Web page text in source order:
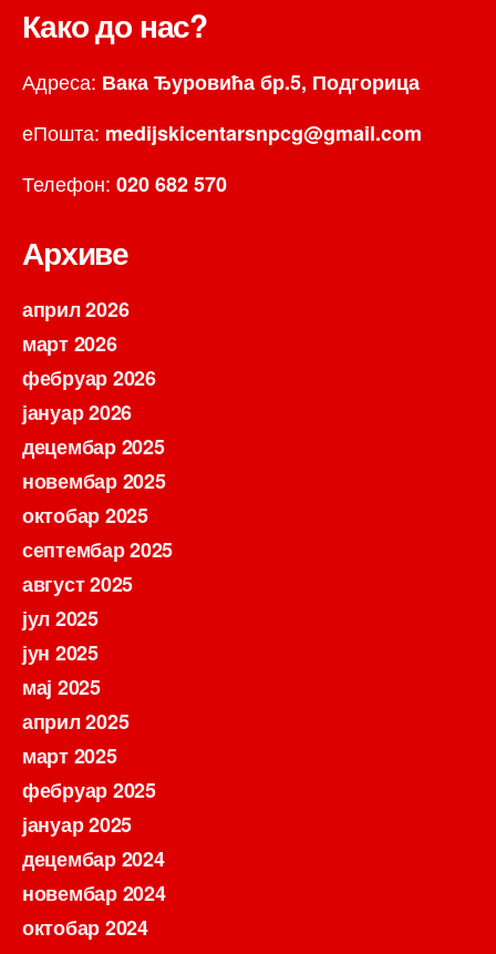
Како до нас?
Адреса: Вака Ђуровића бр.5, Подгорица
еПошта: medijskicentarsnpcg@gmail.com
Телефон: 020 682 570
Архиве
април 2026
март 2026
фебруар 2026
јануар 2026
децембар 2025
новембар 2025
октобар 2025
септембар 2025
август 2025
јул 2025
јун 2025
мај 2025
април 2025
март 2025
фебруар 2025
јануар 2025
децембар 2024
новембар 2024
октобар 2024